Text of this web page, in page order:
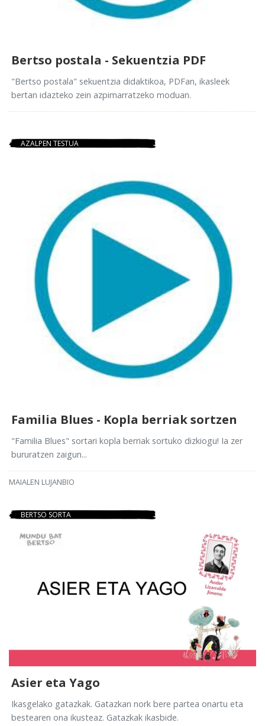
Bertso postala - Sekuentzia PDF
"Bertso postala" sekuentzia didaktikoa, PDFan, ikasleek
bertan idazteko zein azpimarratzeko moduan.
AZALPEN TESTUA
Familia Blues - Kopla berriak sortzen
"Familia Blues" sortari kopla berriak sortuko dizkiogu! Ia zer
bururatzen zaigun...
MAIALEN LUJANBIO
BERTSO SORTA
Asier eta Yago
Ikasgelako gatazkak. Gatazkan nork bere partea onartu eta
bestearen ona ikusteaz. Gatazkak ikasbide.